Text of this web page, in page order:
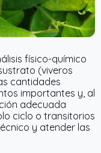
físico-químico
(viveros
cantidades
importantes y, al
adecuada
ciclo o transitorios
y atender las